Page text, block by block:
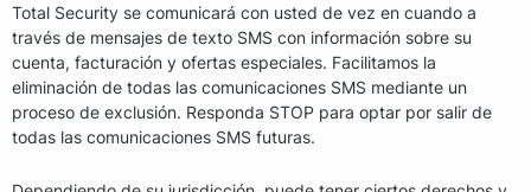
Total Security se comunicará con usted de vez en cuando a
través de mensajes de texto SMS con información sobre su
cuenta, facturación y ofertas especiales. Facilitamos la
eliminación de todas las comunicaciones SMS mediante un
proceso de exclusión. Responda STOP para optar por salir de
todas las comunicaciones SMS futuras.